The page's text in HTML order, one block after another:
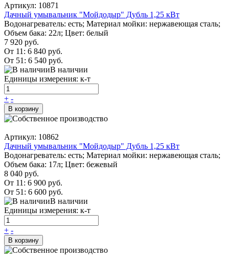
Артикул: 10871
Дачный умывальник "Мойдодыр" Дубль 1,25 кВт
Водонагреватель: есть; Материал мойки: нержавеющая сталь;
Объем бака: 22л; Цвет: белый
7 920 руб.
От 11: 6 840 руб.
От 51: 6 540 руб.
В наличии
Единицы измерения: к-т
+ -
В корзину
Артикул: 10862
Дачный умывальник "Мойдодыр" Дубль 1,25 кВт
Водонагреватель: есть; Материал мойки: нержавеющая сталь;
Объем бака: 17л; Цвет: бежевый
8 040 руб.
От 11: 6 900 руб.
От 51: 6 600 руб.
В наличии
Единицы измерения: к-т
+ -
В корзину